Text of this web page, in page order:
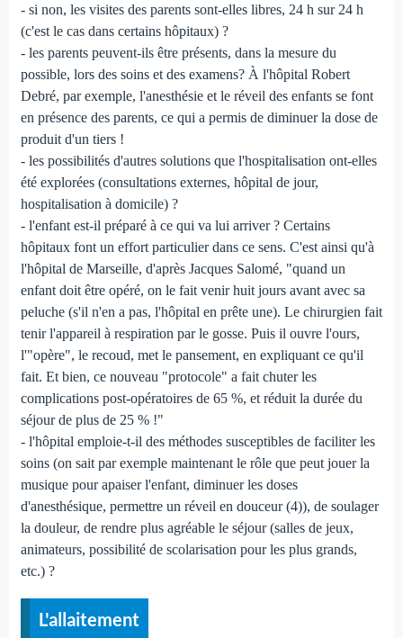
- si non, les visites des parents sont-elles libres, 24 h sur 24 h
(c'est le cas dans certains hôpitaux) ?
- les parents peuvent-ils être présents, dans la mesure du
possible, lors des soins et des examens? À l'hôpital Robert
Debré, par exemple, l'anesthésie et le réveil des enfants se font
en présence des parents, ce qui a permis de diminuer la dose de
produit d'un tiers !
- les possibilités d'autres solutions que l'hospitalisation ont-elles
été explorées (consultations externes, hôpital de jour,
hospitalisation à domicile) ?
- l'enfant est-il préparé à ce qui va lui arriver ? Certains
hôpitaux font un effort particulier dans ce sens. C'est ainsi qu'à
l'hôpital de Marseille, d'après Jacques Salomé, "quand un
enfant doit être opéré, on le fait venir huit jours avant avec sa
peluche (s'il n'en a pas, l'hôpital en prête une). Le chirurgien fait
tenir l'appareil à respiration par le gosse. Puis il ouvre l'ours,
l'"opère", le recoud, met le pansement, en expliquant ce qu'il
fait. Et bien, ce nouveau "protocole" a fait chuter les
complications post-opératoires de 65 %, et réduit la durée du
séjour de plus de 25 % !"
- l'hôpital emploie-t-il des méthodes susceptibles de faciliter les
soins (on sait par exemple maintenant le rôle que peut jouer la
musique pour apaiser l'enfant, diminuer les doses
d'anesthésique, permettre un réveil en douceur (4)), de soulager
la douleur, de rendre plus agréable le séjour (salles de jeux,
animateurs, possibilité de scolarisation pour les plus grands,
etc.) ?
L'allaitement